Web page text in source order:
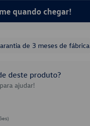
quando chegar!
de 3 meses de fábrica
deste produto?
ajudar!